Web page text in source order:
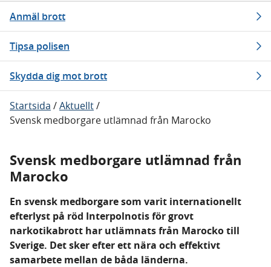
Anmäl brott
Tipsa polisen
Skydda dig mot brott
Startsida /Aktuellt/
Svensk medborgare utlämnad från Marocko
Svensk medborgare utlämnad från
Marocko
En svensk medborgare som varit internationellt
efterlyst på röd Interpolnotis för grovt
narkotikabrott har utlämnats från Marocko till
Sverige. Det sker efter ett nära och effektivt
samarbete mellan de båda länderna.